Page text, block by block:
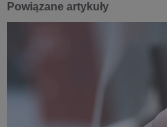
Powiązane artykuły